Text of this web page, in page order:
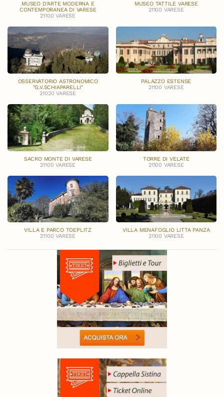
MUSEO D’ARTE MODERNA E
CONTEMPORANEA DI VARESE
21100 VARESE
MUSEO TATTILE VARESE
21100 VARESE
OSSERVATORIO ASTRONOMICO
"G.V.SCHIAPARELLI"
21020 VARESE
PALAZZO ESTENSE
21100 VARESE
SACRO MONTE DI VARESE
21100 VARESE
TORRE DI VELATE
21100 VARESE
VILLA E PARCO TOEPLITZ
21100 VARESE
VILLA MENAFOGLIO LITTA PANZA
21100 VARESE